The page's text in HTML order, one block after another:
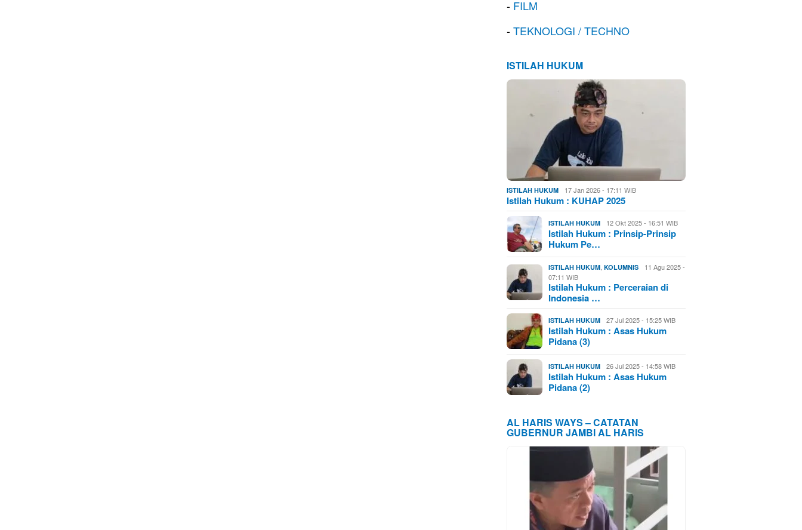
- FILM
-TEKNOLOGI / TECHNO
ISTILAH HUKUM
ISTILAH HUKUM 17 Jan 2026 - 17:11 WIB
Istilah Hukum : KUHAP 2025
ISTILAH HUKUM 12 Okt 2025 - 16:51 WIB
Istilah Hukum : Prinsip-Prinsip
Hukum Pe…
ISTILAH HUKUM ,KOLUMNIS
11 Agu 2025 -
07:11 WIB
Istilah Hukum : Perceraian di
Indonesia …
ISTILAH HUKUM 27 Jul 2025 - 15:25 WIB
Istilah Hukum : Asas Hukum
Pidana (3)
ISTILAH HUKUM 26 Jul 2025 - 14:58 WIB
Istilah Hukum : Asas Hukum
Pidana (2)
AL HARIS WAYS – CATATAN
GUBERNUR JAMBI AL HARIS